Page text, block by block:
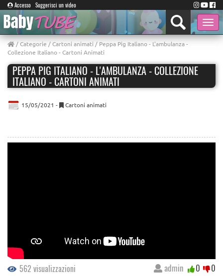
Accesso Suggerisci un video
Toggle
/Categorie /Cartoni animati / Peppa Pig Italiano - L'ambulanza -
Collezione Italiano - Cartoni Animati
PEPPA PIG ITALIANO - L'AMBULANZA - COLLEZIONE
ITALIANO - CARTONI ANIMATI
15/05/2021 - Cartoni animati
562 visualizzazioni
admin 0 0